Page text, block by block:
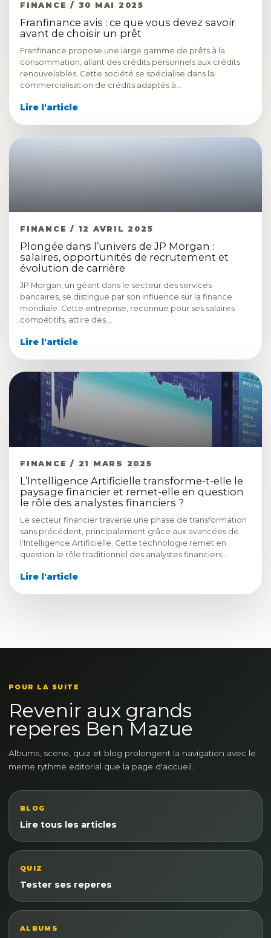
FINANCE / 30 MAI 2025
Franfinance avis : ce que vous devez savoir
avant de choisir un prêt
Franfinance propose une large gamme de prêts à la
consommation, allant des crédits personnels aux crédits
renouvelables. Cette société se spécialise dans la
commercialisation de crédits adaptés à…
Lire l'article
FINANCE / 12 AVRIL 2025
Plongée dans l’univers de JP Morgan :
salaires, opportunités de recrutement et
évolution de carrière
JP Morgan, un géant dans le secteur des services
bancaires, se distingue par son influence sur la finance
mondiale. Cette entreprise, reconnue pour ses salaires
compétitifs, attire des…
Lire l'article
FINANCE / 21 MARS 2025
L’Intelligence Artificielle transforme-t-elle le
paysage financier et remet-elle en question
le rôle des analystes financiers ?
Le secteur financier traverse une phase de transformation
sans précédent, principalement grâce aux avancées de
l’Intelligence Artificielle. Cette technologie remet en
question le rôle traditionnel des analystes financiers…
Lire l'article
POUR LA SUITE
Revenir aux grands
reperes Ben Mazue
Albums, scene, quiz et blog prolongent la navigation avec le
meme rythme editorial que la page d'accueil.
BLOG
Lire tous les articles
QUIZ
Tester ses reperes
ALBUMS